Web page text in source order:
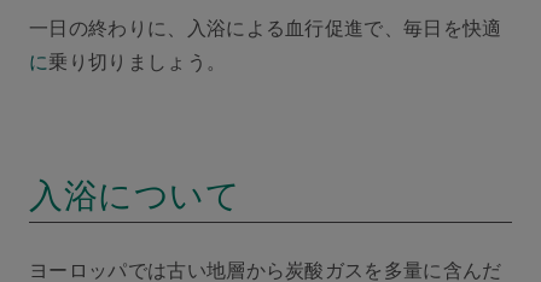
一日の終わりに、
入浴による血行促進で、毎日を快適
に乗り切りましょう。
入浴について
ヨーロッパでは古い地層から炭酸ガスを多量に含んだ